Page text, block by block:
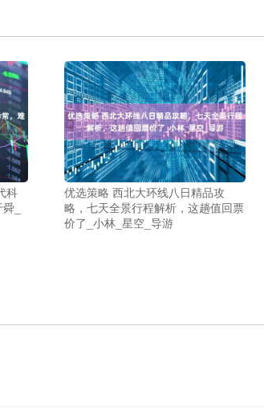
科
_
优选策略 西北大环线八日精品攻
略，七天全景行程解析，这趟值回票
价了_小林_星空_导游